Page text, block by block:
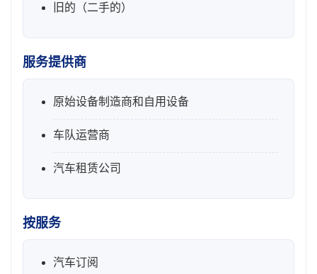
旧的（二手的）
服务提供商
原始设备制造商和自用设备
车队运营商
汽车租赁公司
按服务
汽车订阅